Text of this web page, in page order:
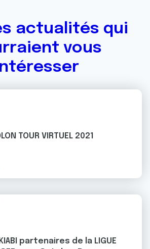
actualités qui
vous
TOUR VIRTUEL 2021
partenaires de la LIGUE